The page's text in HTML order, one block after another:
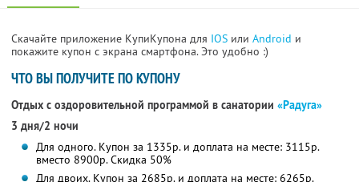
Скачайте приложение КупиКупона для IOS или Android и
покажите купон с экрана смартфона. Это удобно :)
ЧТО ВЫ ПОЛУЧИТЕ ПО КУПОНУ
Отдых с оздоровительной программой в санатории «Радуга»
3 дня/2 ночи
Для одного. Купон за 1335р. и доплата на месте: 3115р.
вместо 8900р.Скидка 50%
Для двоих. Купон за 2685р. и доплата на месте: 6265р.